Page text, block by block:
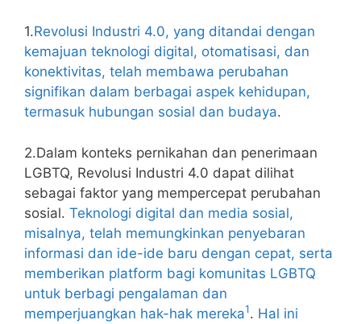
1.Revolusi Industri 4.0, yang ditandai dengan
kemajuan teknologi digital, otomatisasi, dan
konektivitas, telah membawa perubahan
signifikan dalam berbagai aspek kehidupan,
termasuk hubungan sosial dan budaya.
2.Dalam konteks pernikahan dan penerimaan
LGBTQ, Revolusi Industri 4.0 dapat dilihat
sebagai faktor yang mempercepat perubahan
sosial. Teknologi digital dan media sosial,
misalnya, telah memungkinkan penyebaran
informasi dan ide-ide baru dengan cepat, serta
memberikan platform bagi komunitas LGBTQ
untuk berbagi pengalaman dan
memperjuangkan hak-hak mereka1. Hal ini